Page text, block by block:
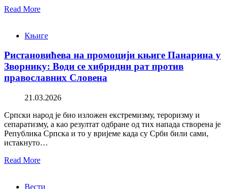
Read More
Књиге
Ристановићева на промоцији књиге Панарина у
Зворнику: Води се хибридни рат против
православних Словена
21.03.2026
Српски народ је био изложен екстремизму, тероризму и
сепаратизму, а као резултат одбране од тих напада створена је
Република Српска и то у вријеме када су Срби били сами,
истакнуто…
Read More
Вести